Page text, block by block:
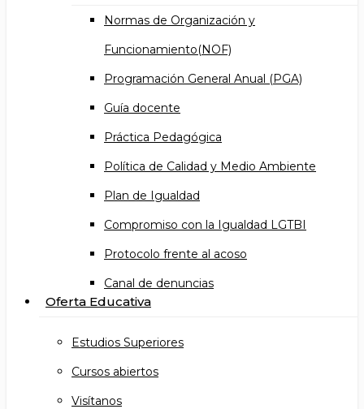
Normas de Organización y
Funcionamiento(NOF)
Programación General Anual (PGA)
Guía docente
Práctica Pedagógica
Política de Calidad y Medio Ambiente
Plan de Igualdad
Compromiso con la Igualdad LGTBI
Protocolo frente al acoso
Canal de denuncias
Oferta Educativa
Estudios Superiores
Cursos abiertos
Visítanos